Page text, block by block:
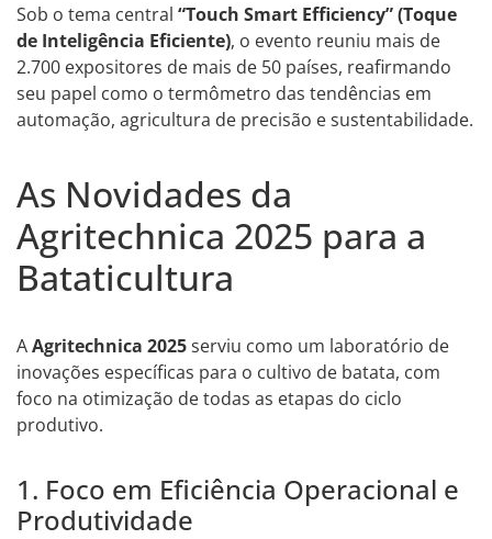
Sob o tema central “Touch Smart Efficiency” (Toque
de Inteligência Eficiente), o evento reuniu mais de
2.700 expositores de mais de 50 países, reafirmando
seu papel como o termômetro das tendências em
automação, agricultura de precisão e sustentabilidade.
As Novidades da
Agritechnica 2025 para a
Bataticultura
AAgritechnica 2025serviu como um laboratório de
inovações específicas para o cultivo de batata, com
foco na otimização de todas as etapas do ciclo
produtivo.
1. Foco em Eficiência Operacional e
Produtividade